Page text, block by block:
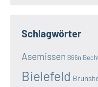
Schlagwörter
Asemissen B66n
Bielefeld